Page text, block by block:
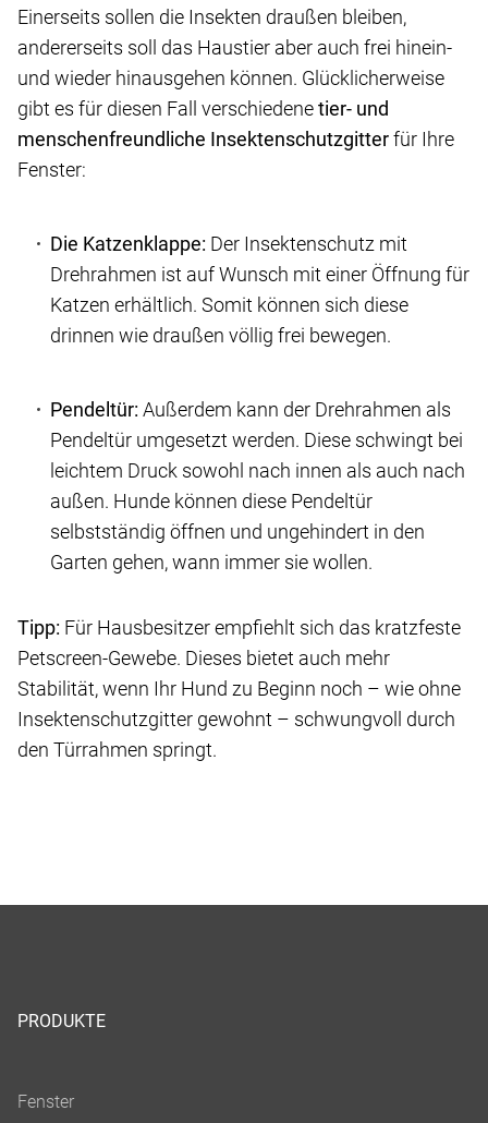
Einerseits sollen die Insekten draußen bleiben,
andererseits soll das Haustier aber auch frei hinein-
und wieder hinausgehen können. Glücklicherweise
gibt es für diesen Fall verschiedenetier- und
menschenfreundliche Insektenschutzgitterfür Ihre
Fenster:
Die Katzenklappe: Der Insektenschutz mit
Drehrahmen ist auf Wunsch mit einer Öffnung für
Katzen erhältlich. Somit können sich diese
drinnen wie draußen völlig frei bewegen.
Pendeltür: Außerdem kann der Drehrahmen als
Pendeltür umgesetzt werden. Diese schwingt bei
leichtem Druck sowohl nach innen als auch nach
außen. Hunde können diese Pendeltür
selbstständig öffnen und ungehindert in den
Garten gehen, wann immer sie wollen.
Tipp: Für Hausbesitzer empfiehlt sich das kratzfeste
Petscreen-Gewebe. Dieses bietet auch mehr
Stabilität, wenn Ihr Hund zu Beginn noch – wie ohne
Insektenschutzgitter gewohnt – schwungvoll durch
den Türrahmen springt.
PRODUKTE